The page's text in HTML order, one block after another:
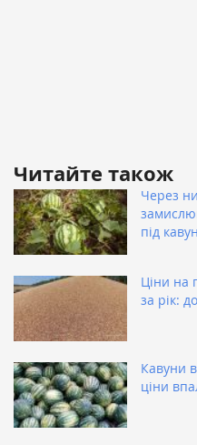
Читайте також
Через
під
Ціни на
за рік:
Кавуни
ціни